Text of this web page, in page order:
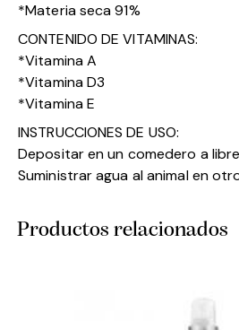
*Materia seca 91%
CONTENIDO DE VITAMINAS:
*Vitamina A
*Vitamina D3
*Vitamina E
INSTRUCCIONES DE USO:
Depositar en un comedero a
Suministrar agua al animal en
Productos relacionados